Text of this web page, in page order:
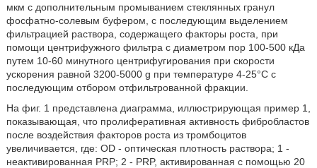
мкм с дополнительным промыванием стеклянных гранул
фосфатно-солевым буфером, с последующим выделением
фильтрацией раствора, содержащего факторы роста, при
помощи центрифужного фильтра с диаметром пор 100-500 кДа
путем 10-60 минутного центрифугирования при скорости
ускорения равной 3200-5000 g при температуре 4-25°C с
последующим отбором отфильтрованной фракции.
На фиг. 1 представлена диаграмма, иллюстрирующая пример 1,
показывающая, что пролиферативная активность фибробластов
после воздействия факторов роста из тромбоцитов
увеличивается, где: OD - оптическая плотность раствора; 1 -
неактивированная PRP; 2 - PRP, активированная с помощью 20